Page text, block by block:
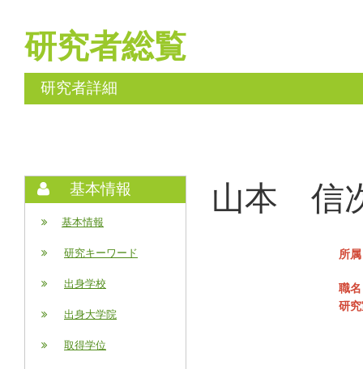
研究者総覧
研究者詳細
基本情報
基本情報
研究キーワード
出身学校
出身大学院
取得学位
山本 信
所属
職名
研